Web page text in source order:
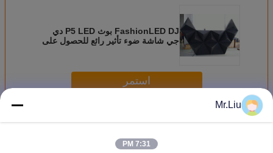
FashionLED DJ بوث P5 LED دي
جي شاشة ضوء تأثير رائع للحصول على
استمر
أكثرالصمام DJ بوث
Mr.Liu
7:31 PM